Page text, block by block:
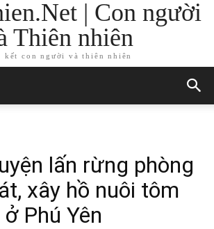
| Con người
Thiên nhiên
kết con người và thiên nhiên
lấn rừng phòng
xây hồ nuôi tôm
Phú Yên